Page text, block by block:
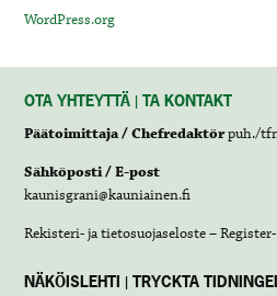
WordPress.org
OTA YHTEYTTÄ | TA KONTAKT
Päätoimittaja / Chefredaktörpuh./
Sähköposti / E-post
kaunisgrani@kauniainen.fi
Rekisteri- ja tietosuojaseloste –
NÄKÖISLEHTI | TRYCKTA